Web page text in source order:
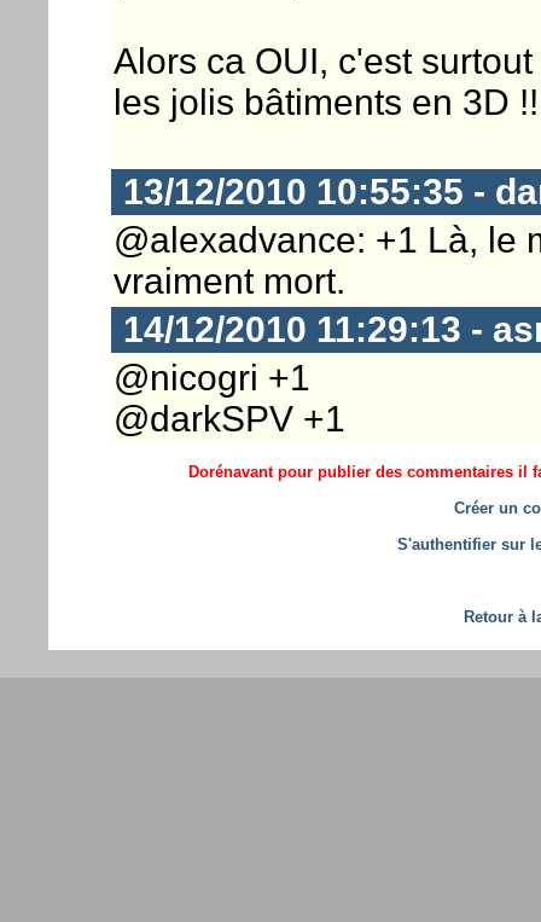
Alors ca OUI, c'est
les jolis bâtiments en 3D
13/12/2010 10:55:35 -
@alexadvance: +1 Là, le
vraiment mort.
14/12/2010 11:29:13 -
@nicogri +1
@darkSPV +1
Dorénavant pour publier des commentaires il
Créer un
S'authentifier sur
Retour à